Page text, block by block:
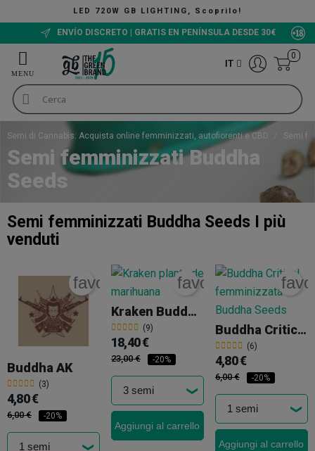
LED 720W GB LIGHTING, Scoprilo!
ENVÍO DISCRETO | GRATIS EN PENÍNSULA DESDE 30€
IT
0
Semi di Cannabis: Acquista online femminizzati, autofiorenti e CBD Semi
Semi femminizzati Buddha
Seeds
Semi femminizzati Buddha Seeds I più
venduti
Buddha AK
(3)
favorite_border
4,80 €
6,00 € -20%
Kraken Buddha Seeds
(9)
favorite_border
18,40 €
23,00 € -20%
Aggiungi al carrello
Buddha Critical
(6)
4,80 €
6,00 € -20%
Aggiungi al carrello